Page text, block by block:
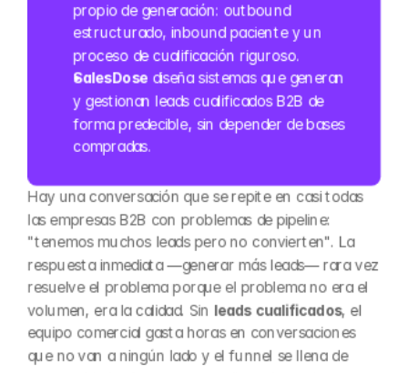
propio de generación: outbound
estructurado, inbound paciente y un
proceso de cualificación riguroso.
SalesDose diseña sistemas que generan
y gestionan leads cualificados B2B de
forma predecible, sin depender de bases
compradas.
Hay una conversación que se repite en casi todas
las empresas B2B con problemas de pipeline:
"tenemos muchos leads pero no convierten". La
respuesta inmediata —generar más leads— rara vez
resuelve el problema porque el problema no era el
volumen, era la calidad. Sin leads cualificados, el
equipo comercial gasta horas en conversaciones
que no van a ningún lado y el funnel se llena de